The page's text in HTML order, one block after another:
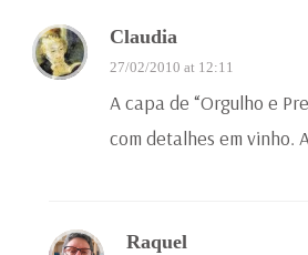
Claudia
27/02/2010 at 12:11
A capa de “Orgulho e
com detalhes em vinho.
Raquel